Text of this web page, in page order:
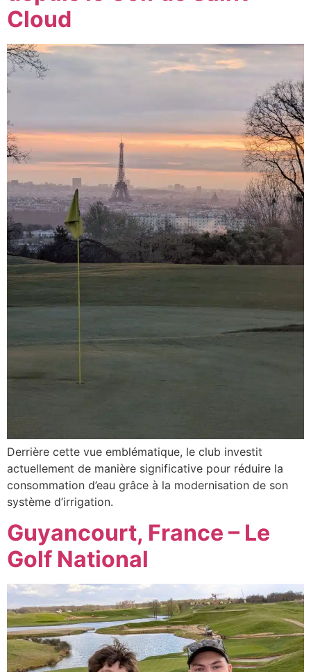
Cloud
Derrière cette vue emblématique, le club investit
actuellement de manière significative pour réduire la
consommation d’eau grâce à la modernisation de son
système d’irrigation.
Guyancourt, France – Le
Golf National